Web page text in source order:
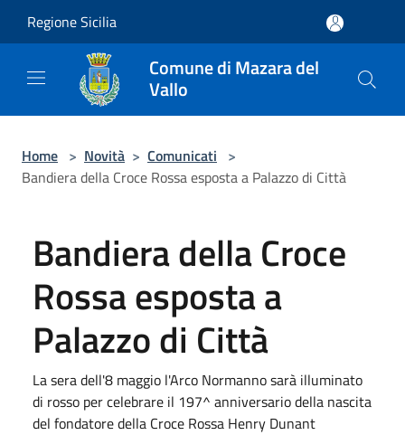
Regione Sicilia
Comune di Mazara del
Vallo
Home > Novità > Comunicati >
Bandiera della Croce Rossa esposta a Palazzo di Città
Bandiera della Croce
Rossa esposta a
Palazzo di Città
La sera dell'8 maggio l'Arco Normanno sarà illuminato
di rosso per celebrare il 197^ anniversario della nascita
del fondatore della Croce Rossa Henry Dunant